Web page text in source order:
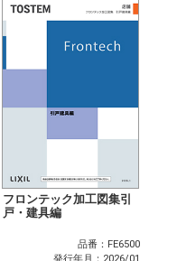
フロンテック加工図集引
戸・建具編
品番：FE6500
発行年月：2026/01